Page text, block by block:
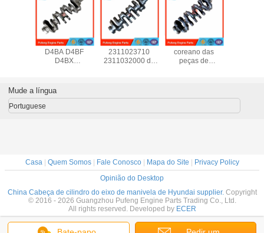
Eixo de manivela
D4BA D4BF
D4BX
2311142911
2311042510
2311142100
2311142901
Eixo de manivela
2311023710
2311032000 de
Fornecedor
coreano das
peças de
G4KF 23111-
Hyundai 23111-
Mude a língua
Portuguese
Casa| Quem Somos| Fale Conosco| Mapa do Site
Privacy Policy
Opinião do Desktop
China Cabeça de cilindro do eixo de manivela de Hyundai supplier. Copyright
© 2016 - 2026 Guangzhou Pufeng Engine Parts Trading Co., Ltd.
All rights reserved. Developed by ECER